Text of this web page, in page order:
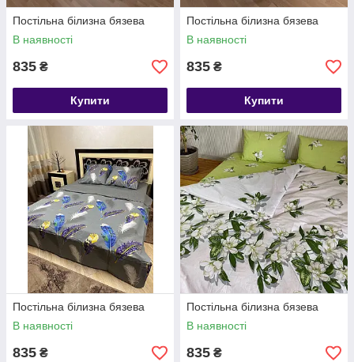
Постільна білизна бязева
В наявності
835 ₴
Купити
Постільна білизна бязева
В наявності
835 ₴
Купити
Постільна білизна бязева
В наявності
835 ₴
Постільна білизна бязева
В наявності
835 ₴